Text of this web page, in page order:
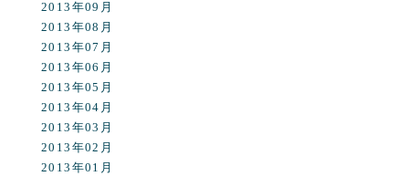
2013年09月
2013年08月
2013年07月
2013年06月
2013年05月
2013年04月
2013年03月
2013年02月
2013年01月